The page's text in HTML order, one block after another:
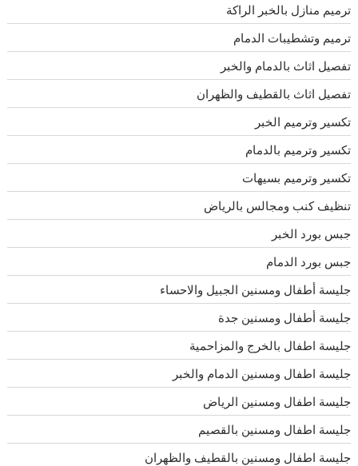
ترميم منازل بالخبر الراكة
ترميم وتشطيبات الدمام
تفصيل اثاث بالدمام والخبر
تفصيل اثاث بالقطيف والظهران
تكسير وترميم الخبر
تكسير وترميم بالدمام
تكسير وترميم بسيهات
تنظيف كنب ومجالس بالرياض
جبس بورد الخبر
جبس بورد الدمام
جليسة أطفال ومسنين الجبيل والاحساء
جليسة أطفال ومسنين جدة
جليسة اطفال بالخرج والمزاحمية
جليسة اطفال ومسنين الدمام والخبر
جليسة اطفال ومسنين الرياض
جليسة اطفال ومسنين بالقصيم
جليسة اطفال ومسنين بالقطيف والظهران